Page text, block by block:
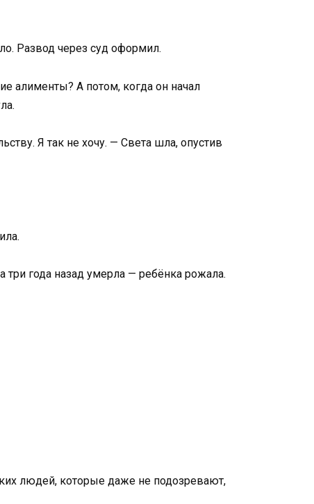
Развод через суд оформил.
алименты? А потом, когда он начал
Я так не хочу. — Света шла, опустив
года назад умерла — ребёнка рожала.
людей, которые даже не подозревают,